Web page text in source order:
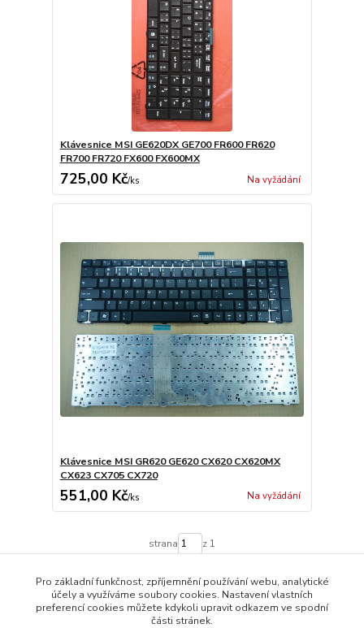
Klávesnice MSI GE620DX GE700 FR600 FR620
FR700 FR720 FX600 FX600MX
725,00 Kč/ks Na vyžádání
Klávesnice MSI GR620 GE620 CX620 CX620MX
CX623 CX705 CX720
551,00 Kč/ks Na vyžádání
strana z 1
Pro základní funkčnost, zpříjemnění používání webu, analytické
účely a využíváme soubory cookies. Nastavení vlastních
preferencí cookies můžete kdykoli upravit odkazem ve spodní
části stránek.